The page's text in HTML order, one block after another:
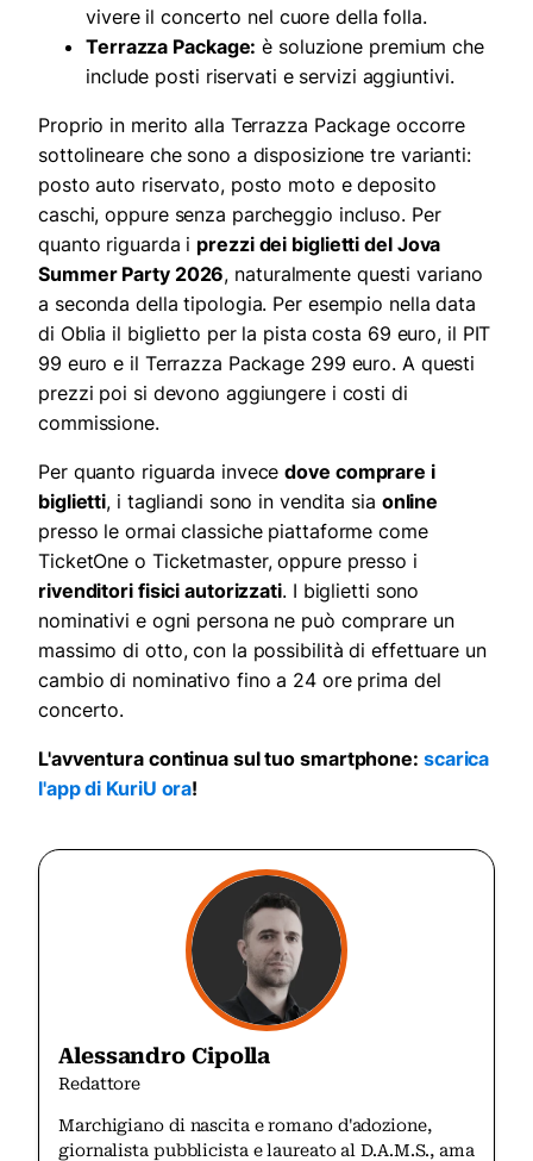
vivere il concerto nel cuore della folla.
Terrazza Package: è soluzione premium che
include posti riservati e servizi aggiuntivi.
Proprio in merito alla Terrazza Package occorre
sottolineare che sono a disposizione tre varianti:
posto auto riservato, posto moto e deposito
caschi, oppure senza parcheggio incluso. Per
quanto riguarda i prezzi dei biglietti del Jova
Summer Party 2026, naturalmente questi variano
a seconda della tipologia. Per esempio nella data
di Oblia il biglietto per la pista costa 69 euro, il PIT
99 euro e il Terrazza Package 299 euro. A questi
prezzi poi si devono aggiungere i costi di
commissione.
Per quanto riguarda invecedove comprare i
biglietti, i tagliandi sono in vendita sia online
presso le ormai classiche piattaforme come
TicketOne o Ticketmaster, oppure presso i
rivenditori fisici autorizzati. I biglietti sono
nominativi e ogni persona ne può comprare un
massimo di otto, con la possibilità di effettuare un
cambio di nominativo fino a 24 ore prima del
concerto.
L'avventura continua sul tuo smartphone: scarica
l'app di KuriU ora!
Alessandro Cipolla
Redattore
Marchigiano di nascita e romano d'adozione,
giornalista pubblicista e laureato al D.A.M.S., ama